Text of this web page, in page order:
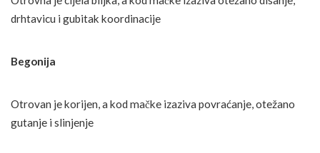
drhtavicu i gubitak koordinacije
Begonija
Otrovan je korijen, a kod mačke izaziva povraćanje, otežano
gutanje i slinjenje